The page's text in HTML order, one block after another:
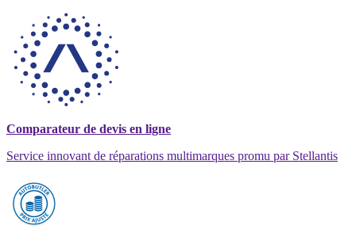
Comparateur de devis en ligne
Service innovant de réparations multimarques promu par Stellantis